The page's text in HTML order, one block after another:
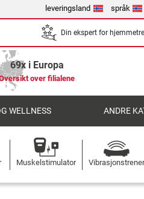
leveringsland språk
Din ekspert for
69x i Europa
over filialene
WELLNESS ANDRE
Muskelstimulator Vibrasjonstrener